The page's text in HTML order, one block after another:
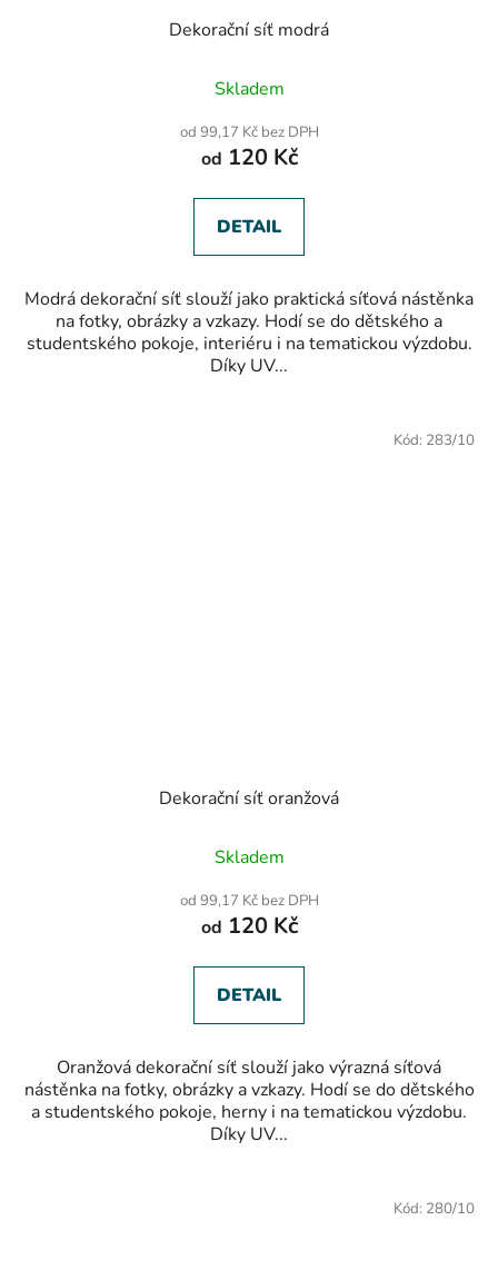
Dekorační síť modrá
hodnocení
je
5,0
5
hvězdiček.
Skladem
od 99,17 Kč bez DPH
od 120 Kč
DETAIL
Modrá dekorační síť slouží jako praktická síťová nástěnka
na fotky, obrázky a vzkazy. Hodí se do dětského a
studentského pokoje, interiéru i na tematickou výzdobu.
Díky UV...
Dekorační síť oranžová
hodnocení
je
5,0
5
hvězdiček.
Skladem
od 99,17 Kč bez DPH
od 120 Kč
DETAIL
Oranžová dekorační síť slouží jako výrazná síťová
nástěnka na fotky, obrázky a vzkazy. Hodí se do dětského
a studentského pokoje, herny i na tematickou výzdobu.
Díky UV...
Kód: 283/10
Kód: 280/10